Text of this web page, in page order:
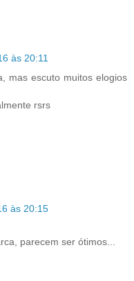
às 20:11
mas escuto muitos elogios
rsrs
às 20:15
parecem ser ótimos...